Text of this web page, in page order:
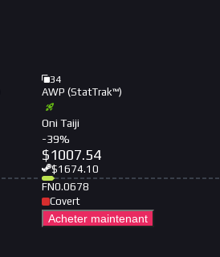
34
AWP (StatTrak™)
Oni Taiji
-39%
$1007.54
$1674.10
FN0.0678
Covert
Acheter maintenant